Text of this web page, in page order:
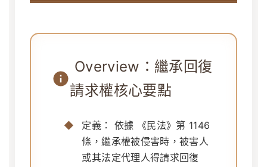
Overview：繼承回復
請求權核心要點
定義： 依據
《民法》第 1146
條 ，繼承權被侵害時，被害人
或其法定代理人得請求回復